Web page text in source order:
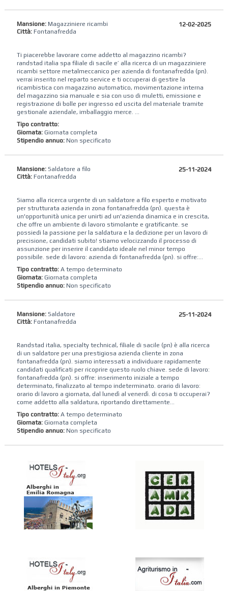
Mansione:Magazziniere ricambi
Città:Fontanafredda
12-02-2025
Ti piacerebbe lavorare come addetto al magazzino ricambi?
randstad‌ ‌italia‌ ‌spa‌ ‌filiale di sacile ‌e’‌ ‌alla‌ ‌ricerca‌ ‌di‌ un magazziniere
ricambi settore metalmeccanico per azienda di fontanafredda (pn).
verrai inserito nel reparto service e ti occuperai di gestire la
ricambistica con magazzino automatico, movimentazione interna
del magazzino sia manuale e sia con uso di muletti, emissione e
registrazione di bolle per ingresso ed uscita del materiale tramite
gestionale aziendale, imballaggio merce. ...
Tipo contratto:
Giornata: Giornata completa
Stipendio annuo: Non specificato
Mansione:Saldatore a filo
Città:Fontanafredda
25-11-2024
Siamo alla ricerca urgente di un saldatore a filo esperto e motivato
per strutturata azienda in zona fontanafredda (pn). questa è
un'opportunità unica per unirti ad un'azienda dinamica e in crescita,
che offre un ambiente di lavoro stimolante e gratificante. se
possiedi la passione per la saldatura e la dedizione per un lavoro di
precisione, candidati subito! stiamo velocizzando il processo di
assunzione per inserire il candidato ideale nel minor tempo
possibile. sede di lavoro: azienda di fontanafredda (pn). si offre:...
Tipo contratto:A tempo determinato
Giornata: Giornata completa
Stipendio annuo: Non specificato
Mansione:Saldatore
Città:Fontanafredda
25-11-2024
Randstad italia, specialty technical, filiale di sacile (pn) è alla ricerca
di un saldatore per una prestigiosa azienda cliente in zona
fontanafredda (pn). siamo interessati a individuare rapidamente
candidati qualificati per ricoprire questo ruolo chiave. sede di lavoro:
fontanafredda (pn). si offre: inserimento iniziale a tempo
determinato, finalizzato al tempo indeterminato. orario di lavoro:
orario di lavoro a giornata, dal lunedì al venerdì. di cosa ti occuperai?
come addetto alla saldatura, riportando direttamente...
Tipo contratto:A tempo determinato
Giornata: Giornata completa
Stipendio annuo: Non specificato